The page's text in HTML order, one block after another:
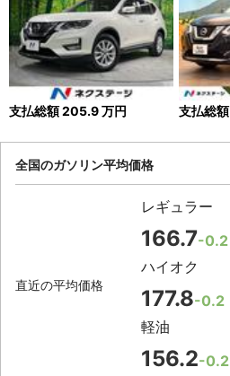
支払総額205.9万円 支払総額
全国のガソリン平均価格
直近の平均価格
レギュラー
166.7-0.2
ハイオク
177.8-0.2
軽油
156.2-0.2